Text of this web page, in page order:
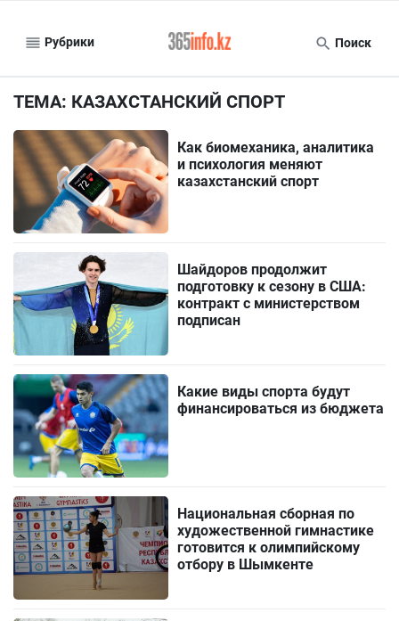
Рубрики Поиск
ТЕМА: КАЗАХСТАНСКИЙ СПОРТ
Как биомеханика, аналитика
и психология меняют
казахстанский спорт
Шайдоров продолжит
подготовку к сезону в США:
контракт с министерством
подписан
Какие виды спорта будут
финансироваться из бюджета
Национальная сборная по
художественной гимнастике
готовится к олимпийскому
отбору в Шымкенте